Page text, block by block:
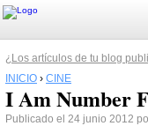
¿Los artículos de tu blog
INICIO › CINE
I Am Number
Publicado el 24 junio 2012